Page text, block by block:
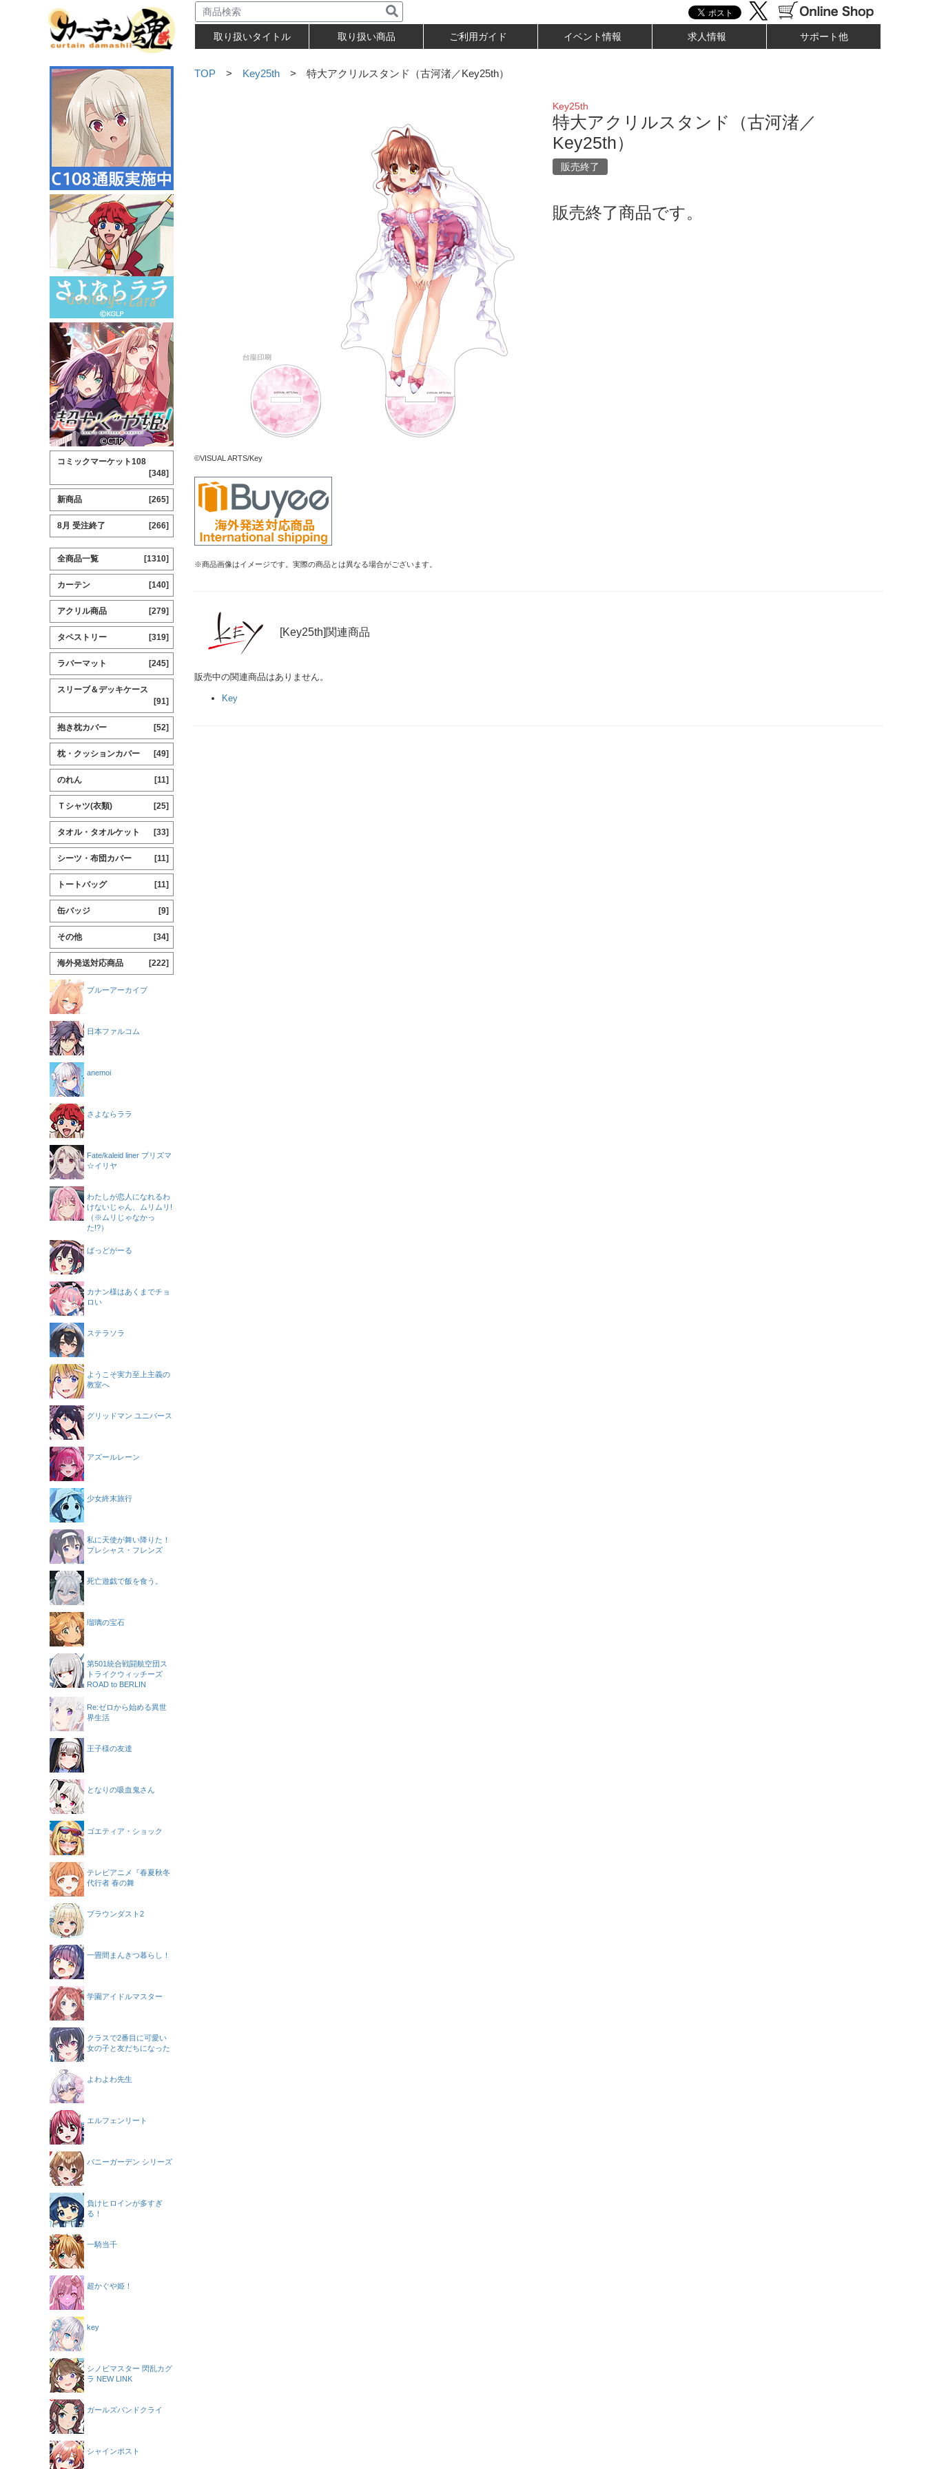
取り扱いタイトル 取り扱い商品 ご利用ガイド イベント情報 求人情報 サポート他
TOP > Key25th > 特大アクリルスタンド（古河渚／Key25th）
©VISUAL ARTS/Key
※商品画像はイメージです。実際の商品とは異なる場合がございます。
Key25th
特大アクリルスタンド（古河渚／
Key25th）
販売終了
販売終了商品です。
[Key25th]関連商品
販売中の関連商品はありません。
Key
コミックマーケット108
[348]
新商品 [265]
8月 受注終了 [266]
全商品一覧 [1310]
カーテン [140]
アクリル商品 [279]
タペストリー [319]
ラバーマット [245]
スリーブ＆デッキケース
[91]
抱き枕カバー [52]
枕・クッションカバー [49]
のれん [11]
Ｔシャツ(衣類) [25]
タオル・タオルケット [33]
シーツ・布団カバー [11]
トートバッグ [11]
缶バッジ [9]
その他 [34]
海外発送対応商品 [222]
ブルーアーカイブ
日本ファルコム
anemoi
さよならララ
Fate/kaleid liner プリズマ
☆イリヤ
わたしが恋人になれるわ
けないじゃん、ムリムリ!
（※ムリじゃなかっ
た!?）
ばっどがーる
カナン様はあくまでチョ
ロい
ステラソラ
ようこそ実力至上主義の
教室へ
グリッドマン ユニバース
アズールレーン
少女終末旅行
私に天使が舞い降りた！
プレシャス・フレンズ
死亡遊戯で飯を食う。
瑠璃の宝石
第501統合戦闘航空団ス
トライクウィッチーズ
ROAD to BERLIN
Re:ゼロから始める異世
界生活
王子様の友達
となりの吸血鬼さん
ゴエティア・ショック
テレビアニメ『春夏秋冬
代行者 春の舞
ブラウンダスト2
一畳間まんきつ暮らし！
学園アイドルマスター
クラスで2番目に可愛い
女の子と友だちになった
よわよわ先生
エルフェンリート
バニーガーデン シリーズ
負けヒロインが多すぎ
る！
一騎当千
超かぐや姫！
key
シノビマスター 閃乱カグ
ラ NEW LINK
ガールズバンドクライ
シャインポスト